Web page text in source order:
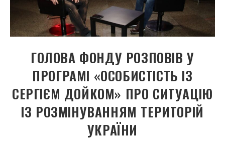
ГОЛОВА ФОНДУ РОЗПОВІВ У
ПРОГРАМІ «ОСОБИСТІСТЬ ІЗ
СЕРГІЄМ ДОЙКОМ» ПРО СИТУАЦІЮ
ІЗ РОЗМІНУВАННЯМ ТЕРИТОРІЙ
УКРАЇНИ